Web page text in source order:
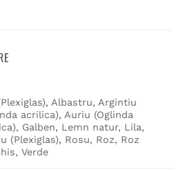
Albastru, Argintiu
acrilica), Auriu (Oglinda
Galben, Lemn natur, Lila,
(Plexiglas), Rosu, Roz, Roz
Verde